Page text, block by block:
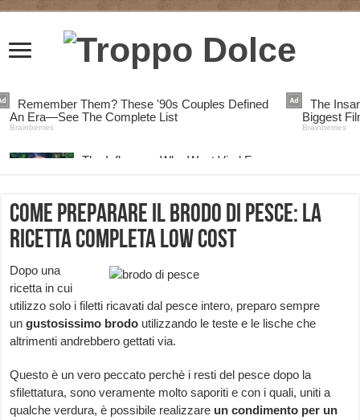
Come preparare il brodo di pesce: la
ricetta completa low cost
Dopo una
ricetta in cui
utilizzo solo i filetti ricavati dal pesce intero, preparo sempre
un gustosissimo brodo utilizzando le teste e le lische che
altrimenti andrebbero gettati via.
Questo è un vero peccato perchè i resti del pesce dopo la
sfilettatura, sono veramente molto saporiti e con i quali, uniti a
qualche verdura, è possibile realizzare un condimento per un